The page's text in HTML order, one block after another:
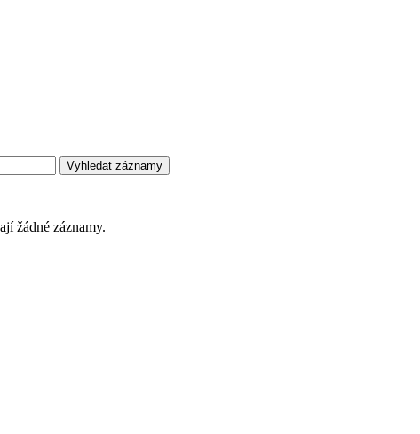
Vyhledat záznamy
žádné záznamy.